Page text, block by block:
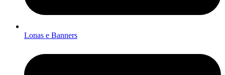
Lonas e Banners